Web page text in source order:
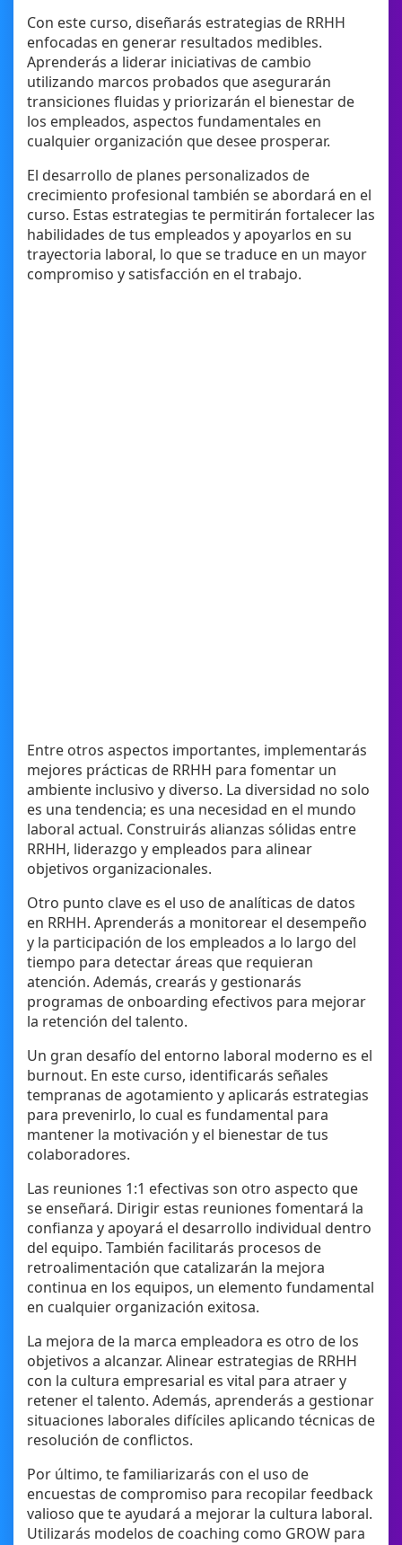
Con este curso, diseñarás estrategias de RRHH
enfocadas en generar resultados medibles.
Aprenderás a liderar iniciativas de cambio
utilizando marcos probados que asegurarán
transiciones fluidas y priorizarán el bienestar de
los empleados, aspectos fundamentales en
cualquier organización que desee prosperar.
El desarrollo de planes personalizados de
crecimiento profesional también se abordará en el
curso. Estas estrategias te permitirán fortalecer las
habilidades de tus empleados y apoyarlos en su
trayectoria laboral, lo que se traduce en un mayor
compromiso y satisfacción en el trabajo.
Entre otros aspectos importantes, implementarás
mejores prácticas de RRHH para fomentar un
ambiente inclusivo y diverso. La diversidad no solo
es una tendencia; es una necesidad en el mundo
laboral actual. Construirás alianzas sólidas entre
RRHH, liderazgo y empleados para alinear
objetivos organizacionales.
Otro punto clave es el uso de analíticas de datos
en RRHH. Aprenderás a monitorear el desempeño
y la participación de los empleados a lo largo del
tiempo para detectar áreas que requieran
atención. Además, crearás y gestionarás
programas de onboarding efectivos para mejorar
la retención del talento.
Un gran desafío del entorno laboral moderno es el
burnout. En este curso, identificarás señales
tempranas de agotamiento y aplicarás estrategias
para prevenirlo, lo cual es fundamental para
mantener la motivación y el bienestar de tus
colaboradores.
Las reuniones 1:1 efectivas son otro aspecto que
se enseñará. Dirigir estas reuniones fomentará la
confianza y apoyará el desarrollo individual dentro
del equipo. También facilitarás procesos de
retroalimentación que catalizarán la mejora
continua en los equipos, un elemento fundamental
en cualquier organización exitosa.
La mejora de la marca empleadora es otro de los
objetivos a alcanzar. Alinear estrategias de RRHH
con la cultura empresarial es vital para atraer y
retener el talento. Además, aprenderás a gestionar
situaciones laborales difíciles aplicando técnicas de
resolución de conflictos.
Por último, te familiarizarás con el uso de
encuestas de compromiso para recopilar feedback
valioso que te ayudará a mejorar la cultura laboral.
Utilizarás modelos de coaching como GROW para